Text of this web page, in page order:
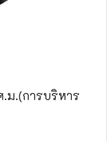
ม.(การบริหาร